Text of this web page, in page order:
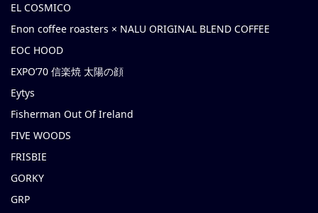
EL COSMICO
Enon coffee roasters × NALU ORIGINAL BLEND COFFEE
EOC HOOD
EXPO’70 信楽焼 太陽の顔
Eytys
Fisherman Out Of Ireland
FIVE WOODS
FRISBIE
GORKY
GRP